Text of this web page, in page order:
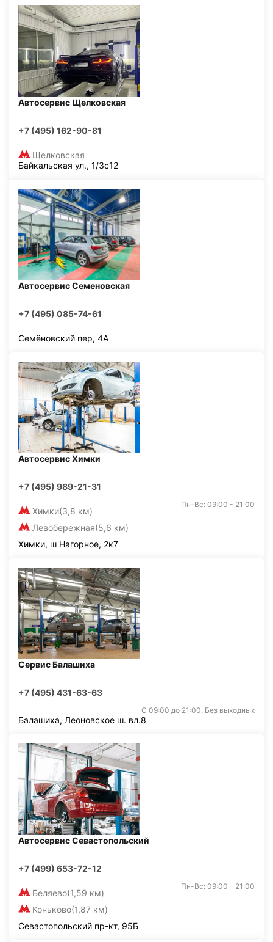
Автосервис Щелковская
+7 (495) 162-90-81
Щелковская
Байкальская ул., 1/3с12
Автосервис Семеновская
+7 (495) 085-74-61
Семёновский пер, 4А
Автосервис Химки
+7 (495) 989-21-31
Химки(3,8 км)
Левобережная(5,6 км)
Пн-Вс: 09:00 - 21:00
Химки, ш Нагорное, 2к7
Сервис Балашиха
+7 (495) 431-63-63
С 09:00 до 21:00. Без выходных
Балашиха, Леоновское ш. вл.8
Автосервис Севастопольский
+7 (499) 653-72-12
Беляево(1,59 км)
Коньково(1,87 км)
Пн-Вс: 09:00 - 21:00
Севастопольский пр-кт, 95Б